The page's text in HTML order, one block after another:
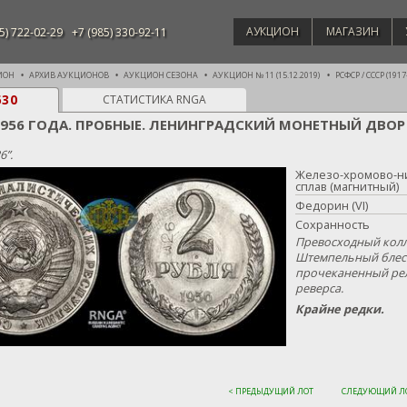
722-02-29 +7 (985) 330-92-11 АУКЦИОН МАГАЗИН
АРХИВ АУКЦИОНОВ АУКЦИОН СЕЗОНА АУКЦИОН № 11 (15.12.2019) РСФСР / СССР
СТАТИСТИКА RNGA
ГОДА. ПРОБНЫЕ. ЛЕНИНГРАДСКИЙ МОНЕТНЫЙ
Железо-хромово-
сплав (магнитный)
Федорин (VI)
Сохранность
Превосходный
Штемпельный
прочеканенный
реверса.
Крайне редки.
< ПРЕДЫДУЩИЙ ЛОТ СЛЕДУЮЩИЙ